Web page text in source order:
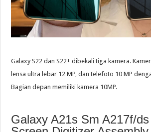
Galaxy S22 dan S22+ dibekali tiga kamera.
lensa ultra lebar 12 MP, dan telefoto 10 MP
Bagian depan memiliki kamera 10MP.
Galaxy A21s Sm A217f/